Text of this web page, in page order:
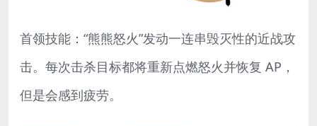
首领技能：“熊熊怒火”发动一连串毁灭性的近战攻
击。每次击杀目标都将重新点燃怒火并恢复 AP，
但是会感到疲劳。